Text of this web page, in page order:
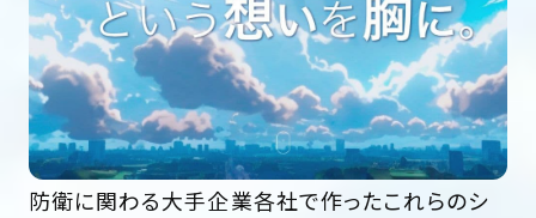
防衛に関わる大手企業各社で作ったこれらのシ